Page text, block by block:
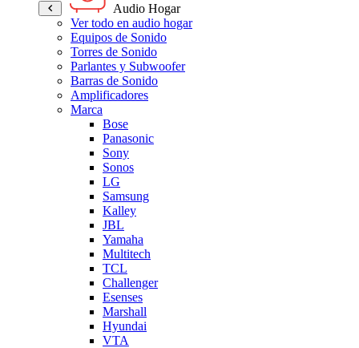
Audio Hogar
Ver todo en audio hogar
Equipos de Sonido
Torres de Sonido
Parlantes y Subwoofer
Barras de Sonido
Amplificadores
Marca
Bose
Panasonic
Sony
Sonos
LG
Samsung
Kalley
JBL
Yamaha
Multitech
TCL
Challenger
Esenses
Marshall
Hyundai
VTA